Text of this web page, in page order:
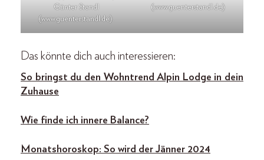
Günter Standl
(www.guenterstandl.de).
(www.guenterstandl.de)
Das könnte dich auch interessieren:
So bringst du den Wohntrend Alpin Lodge in dein
Zuhause
Wie finde ich innere Balance?
Monatshoroskop: So wird der Jänner 2024